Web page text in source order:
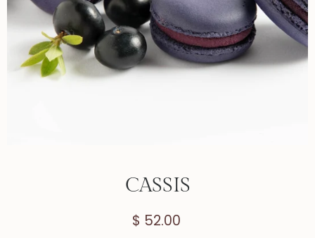
CASSIS
$ 52.00